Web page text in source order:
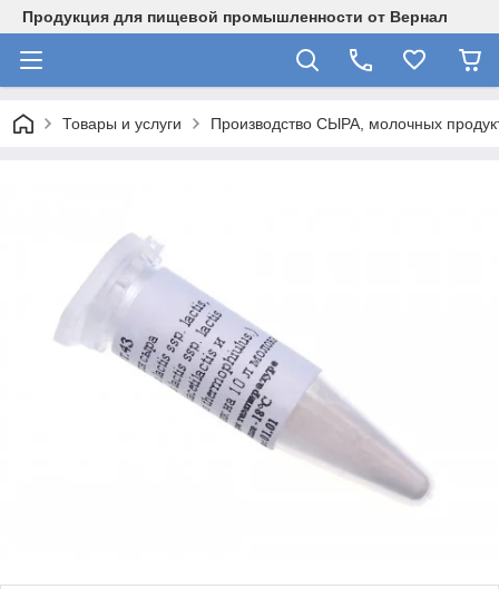
Продукция для пищевой промышленности от Вернал
Товары и услуги Производство СЫРА, молочных